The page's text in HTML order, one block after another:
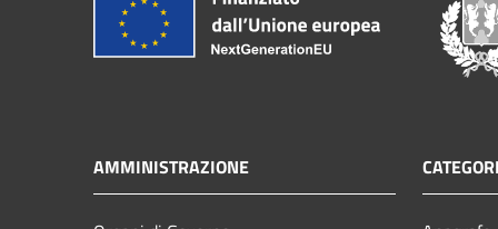
AMMINISTRAZIONE